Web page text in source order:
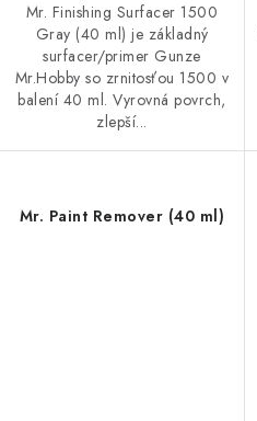
Mr. Finishing Surfacer 1500
Gray (40 ml) je základný
surfacer/primer Gunze
Mr.Hobby so zrnitosťou 1500 v
balení 40 ml. Vyrovná povrch,
zlepší...
Mr. Paint Remover (40 ml)